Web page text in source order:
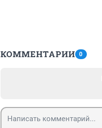
КОММЕНТАРИИ 0